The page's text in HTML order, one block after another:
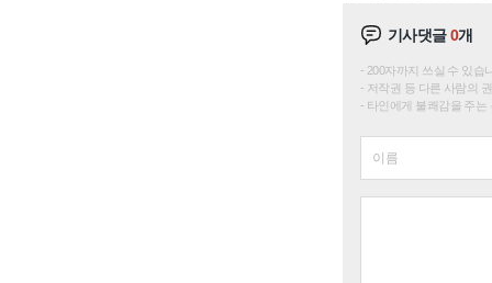
기사댓글0개
200자까지 쓰실 수 있습
저작권 등 다른 사람의
타인에게 불쾌감을 주는